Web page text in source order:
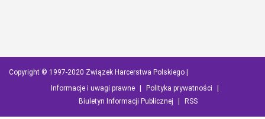
Copyright © 1997-2020 Związek Harcerstwa Polskiego |
Informacje i uwagi prawne | Polityka prywatności
|
Biuletyn Informacji Publicznej
| RSS